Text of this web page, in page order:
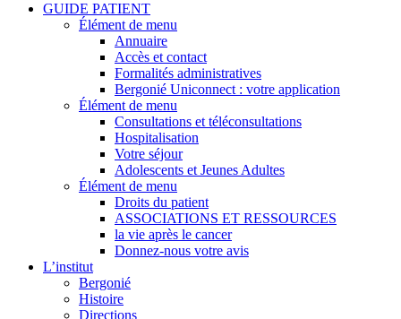
GUIDE PATIENT
Élément de menu
Annuaire
Accès et contact
Formalités administratives
Bergonié Uniconnect : votre application
Élément de menu
Consultations et téléconsultations
Hospitalisation
Votre séjour
Adolescents et Jeunes Adultes
Élément de menu
Droits du patient
ASSOCIATIONS ET RESSOURCES
la vie après le cancer
Donnez-nous votre avis
L’institut
Bergonié
Histoire
Directions